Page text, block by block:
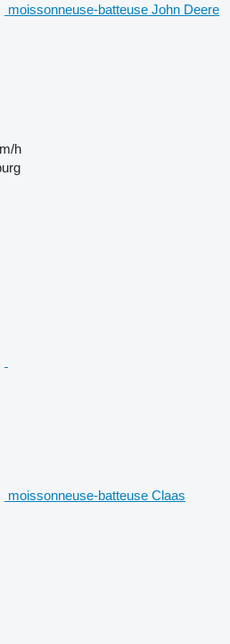
moissonneuse-batteuse John Deere
h
moissonneuse-batteuse Claas